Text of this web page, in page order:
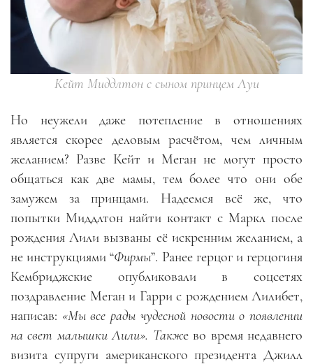
Кейт Миддлтон с сыном принцем Луи
Но неужели даже потепление в отношениях
является скорее деловым расчётом, чем личным
желанием? Разве Кейт и Меган не могут просто
общаться как две мамы, тем более что они обе
замужем за принцами. Надеемся всё же, что
попытки Миддлтон найти контакт с Маркл после
рождения Лили вызваны её искренним желанием, а
не инструкциями “Фирмы”. Ранее герцог и герцогиня
Кембриджские опубликовали в соцсетях
поздравление Меган и Гарри с рождением Лилибет,
написав: «Мы все рады чудесной новости о появлении
на свет малышки Лили». Также во время недавнего
визита супруги американского президента Джилл